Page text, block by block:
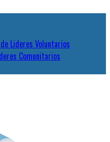
Lideres Voluntarios
Comunitarios